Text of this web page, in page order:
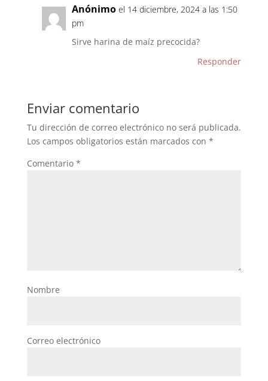
Anónimo el 14 diciembre, 2024 a las 1:50
pm
Sirve harina de maíz precocida?
Responder
Enviar comentario
Tu dirección de correo electrónico no será publicada.
Los campos obligatorios están marcados con *
Comentario *
Nombre
Correo electrónico